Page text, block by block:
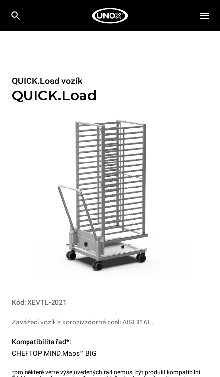
QUICK.Load vozík
QUICK.Load
Kód: XEVTL-2021
Zavážecí vozík z korozivzdorné oceli AISI 316L.
Kompatibilita řad*:
CHEFTOP MIND.Maps™ BIG
*pro některé verze výše uvedených řad nemusí být produkt kompatibilní.